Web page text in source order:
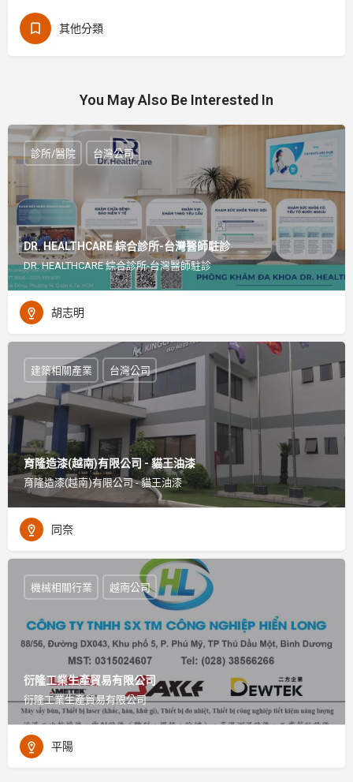
其他分類
You May Also Be Interested In
DR. HEALTHCARE 綜合診所-台灣醫師駐診
DR. HEALTHCARE 綜合診所-台灣醫師駐診
診所/醫院 台灣公司
胡志明
育隆造漆(越南)有限公司 - 貓王油漆
育隆造漆(越南)有限公司 - 貓王油漆
建築相關產業 台灣公司
同奈
衍隆工業生產貿易有限公司
衍隆工業生產貿易有限公司
機械相關行業 越南公司
平陽